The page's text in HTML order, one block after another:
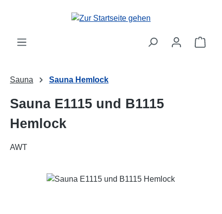
Zum Hauptinhalt springen
Sauna Sauna Hemlock
Sauna E1115 und B1115
Hemlock
AWT
Bildergalerie überspringen